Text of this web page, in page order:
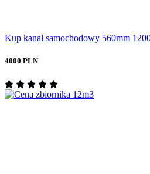
Kup kanał samochodowy 560mm
4000 PLN